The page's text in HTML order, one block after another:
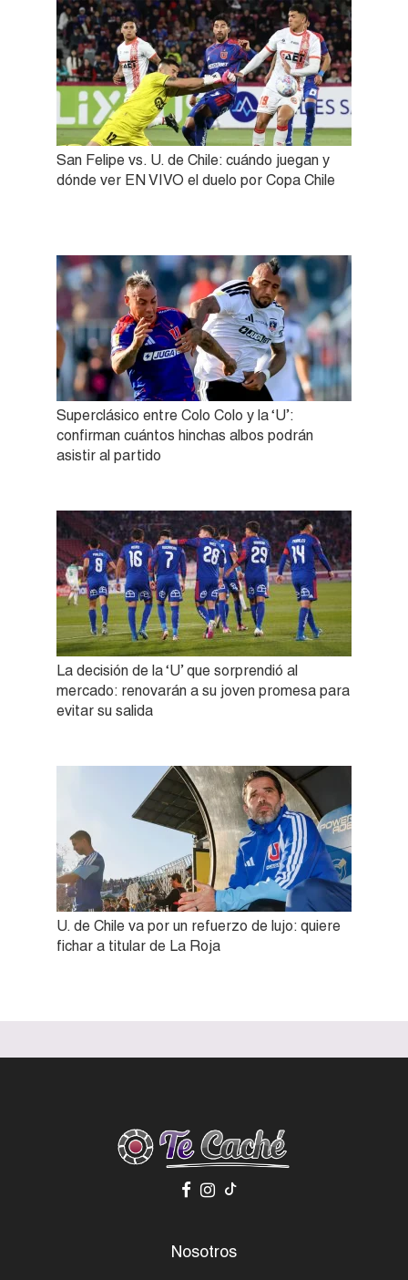
San Felipe vs. U. de Chile: cuándo juegan y
dónde ver EN VIVO el duelo por Copa Chile
Superclásico entre Colo Colo y la ‘U’:
confirman cuántos hinchas albos podrán
asistir al partido
La decisión de la ‘U’ que sorprendió al
mercado: renovarán a su joven promesa para
evitar su salida
U. de Chile va por un refuerzo de lujo: quiere
fichar a titular de La Roja
Nosotros